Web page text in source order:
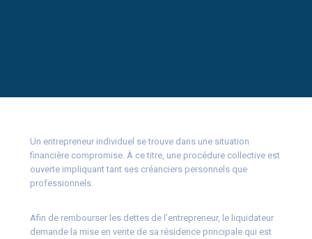
Un entrepreneur individuel se trouve dans une situation
financière compromise. À ce titre, une procédure collective est
ouverte impliquant tant ses créanciers personnels que
professionnels.
Afin de rembourser les dettes de l’entrepreneur, le liquidateur
demande la mise en vente de sa résidence principale qui est